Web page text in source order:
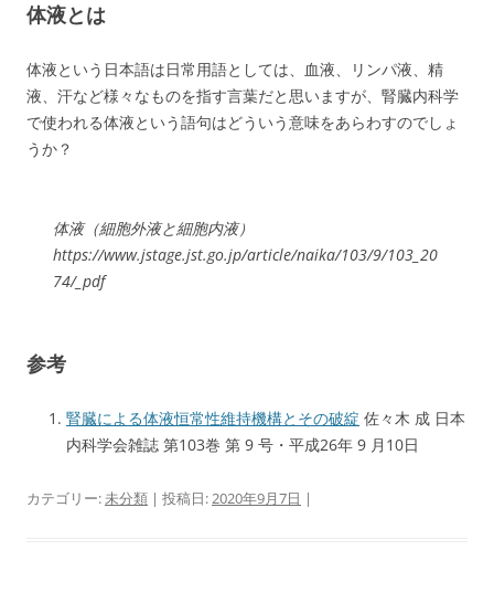
体液とは
体液という日本語は日常用語としては、血液、リンパ液、精
液、汗など様々なものを指す言葉だと思いますが、腎臓内科学
で使われる体液という語句はどういう意味をあらわすのでしょ
うか？
体液（細胞外液と細胞内液）
https://www.jstage.jst.go.jp/article/naika/103/9/103_20
74/_pdf
参考
腎臓による体液恒常性維持機構とその破綻 佐々木 成 日本
内科学会雑誌 第103巻 第 9 号・平成26年 9 月10日
カテゴリー:未分類 | 投稿日:2020年9月7日 |